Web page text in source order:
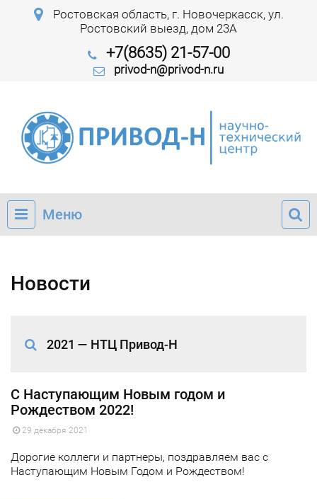
Ростовская область, г. Новочеркасск, ул.
Ростовский выезд, дом 23А
+7(8635) 21-57-00
privod-n@privod-n.ru
Меню
Новости
2021 — НТЦ Привод-Н
С Наступающим Новым годом и
Рождеством 2022!
29 декабря 2021
Дорогие коллеги и партнеры, поздравляем вас с
Наступающим Новым Годом и Рождеством!